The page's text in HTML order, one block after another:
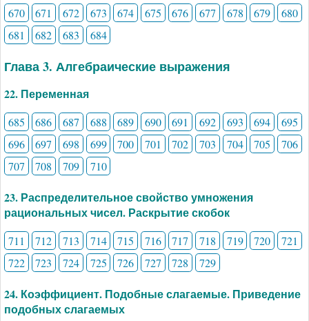
670 671 672 673 674 675 676 677 678 679
680
681
682 683 684
Глава 3. Алгебраические выражения
22. Переменная
685 686 687 688 689 690 691 692 693 694
695
696
697 698 699 700 701 702 703 704 705
706
707
708 709 710
23. Распределительное свойство умножения
рациональных чисел. Раскрытие скобок
711 712 713 714 715 716 717 718 719 720
721
722
723 724 725 726 727 728 729
24. Коэффициент. Подобные слагаемые. Приведение
подобных слагаемых